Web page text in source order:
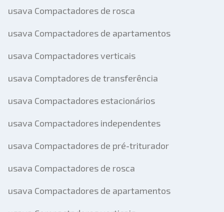
usava Compactadores de rosca
usava Compactadores de apartamentos
usava Compactadores verticais
usava Comptadores de transferência
usava Compactadores estacionários
usava Compactadores independentes
usava Compactadores de pré-triturador
usava Compactadores de rosca
usava Compactadores de apartamentos